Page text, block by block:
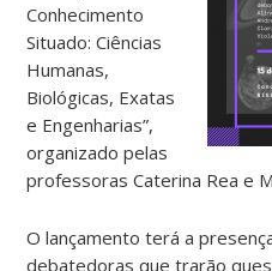
Conhecimento
Situado: Ciências
Humanas,
Biológicas, Exatas
e Engenharias”,
organizado pelas
professoras Caterina Rea e
O lançamento terá a
debatedoras que trarão